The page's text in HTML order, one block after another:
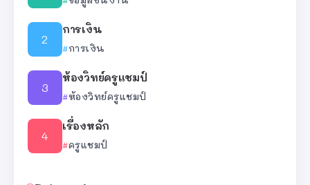
การเงิน
การเงิน
ห้องวิทย์ครูแชมป์
ห้องวิทย์ครูแชมป์
เรื่องหลัก
ครูแชมป์